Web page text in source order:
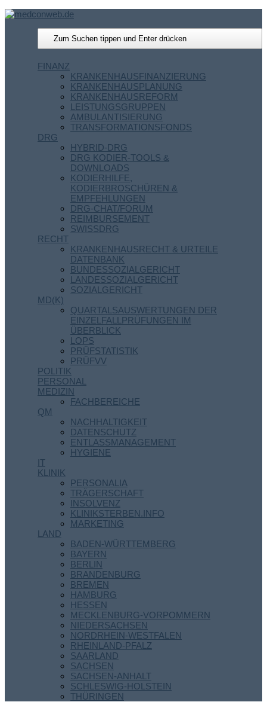
FINANZ
KRANKENHAUSFINANZIERUNG
KRANKENHAUSPLANUNG
KRANKENHAUSREFORM
LEISTUNGSGRUPPEN
AMBULANTISIERUNG
TRANSFORMATIONSFONDS
DRG
HYBRID-DRG
DRG KODIER-TOOLS &
DOWNLOADS
KODIERHILFE,
KODIERBROSCHÜREN &
EMPFEHLUNGEN
DRG-CHAT/FORUM
REIMBURSEMENT
SWISSDRG
RECHT
KRANKENHAUSRECHT & URTEILE
DATENBANK
BUNDESSOZIALGERICHT
LANDESSOZIALGERICHT
SOZIALGERICHT
MD(K)
QUARTALSAUSWERTUNGEN DER
EINZELFALLPRÜFUNGEN IM
ÜBERBLICK
LOPS
PRÜFSTATISTIK
PRÜFVV
POLITIK
PERSONAL
MEDIZIN
FACHBEREICHE
QM
NACHHALTIGKEIT
DATENSCHUTZ
ENTLASSMANAGEMENT
HYGIENE
IT
KLINIK
PERSONALIA
TRÄGERSCHAFT
INSOLVENZ
KLINIKSTERBEN.INFO
MARKETING
LAND
BADEN-WÜRTTEMBERG
BAYERN
BERLIN
BRANDENBURG
BREMEN
HAMBURG
HESSEN
MECKLENBURG-VORPOMMERN
NIEDERSACHSEN
NORDRHEIN-WESTFALEN
RHEINLAND-PFALZ
SAARLAND
SACHSEN
SACHSEN-ANHALT
SCHLESWIG-HOLSTEIN
THÜRINGEN